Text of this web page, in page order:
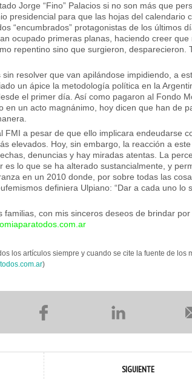
Jorge “Fino” Palacios si no son más que
presidencial para que las hojas del calendario
“encumbrados” protagonistas de los últimos
ocupado primeras planas, haciendo creer que
repentino sino que surgieron, desparecieron.
resolver que van apilándose impidiendo, a
un ápice la metodología política en la
el primer día. Así como pagaron al Fondo
en un acto magnánimo, hoy dicen que han de
FMI a pesar de que ello implicara endeudarse
elevados. Hoy, sin embargo, la reacción a
denuncias y hay miradas atentas. La
es lo que se ha alterado sustancialmente, y
en un 2010 donde, por sobre todas las
definiera Ulpiano: “Dar a cada uno lo
familias, con mis sinceros deseos de brindar
los artículos siempre y cuando se cite la fuente de los
)
SIGUIENTE